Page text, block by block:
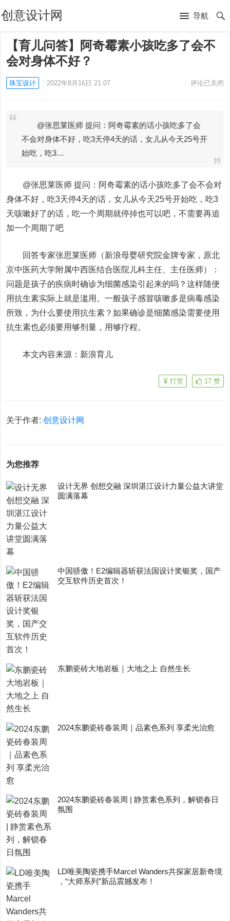
创意设计网 导航
【育儿问答】阿奇霉素小孩吃多了会不
会对身体不好？
珠宝设计 2022年8月16日 21:07 评论已关闭
@张思莱医师 提问：阿奇霉素的话小孩吃多了会
不会对身体不好，吃3天停4天的话，女儿从今天25号开
始吃，吃3…
@张思莱医师 提问：阿奇霉素的话小孩吃多了会不会对
身体不好，吃3天停4天的话，女儿从今天25号开始吃，吃3
天咳嗽好了的话，吃一个周期就停掉也可以吧，不需要再追
加一个周期了吧
回答专家张思莱医师（新浪母婴研究院金牌专家，原北
京中医药大学附属中西医结合医院儿科主任、主任医师）：
问题是孩子的疾病时确诊为细菌感染引起来的吗？这样随便
用抗生素实际上就是滥用。一般孩子感冒咳嗽多是病毒感染
所致，为什么要使用抗生素？如果确诊是细菌感染需要使用
抗生素也必须要用够剂量，用够疗程。
本文内容来源：新浪育儿
17 赞
打赏
关于作者:创意设计网
为您推荐
设计无界 创想交融 深圳湛江设计力量公益大讲堂
圆满落幕
中国骄傲！E2编辑器斩获法国设计奖银奖，国产
交互软件历史首次！
东鹏瓷砖大地岩板｜大地之上 自然生长
2024东鹏瓷砖春装周｜品素色系列 享柔光治愈
2024东鹏瓷砖春装周 | 静赏素色系列，解锁春日
氛围
LD唯美陶瓷携手Marcel Wanders共探家居新奇境
，“大师系列”新品震撼发布！